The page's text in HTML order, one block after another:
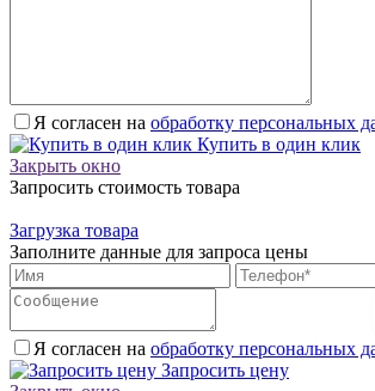
Я согласен на обработку персональных
Купить в один клик
Закрыть окно
Запросить стоимость товара
Загрузка товара
Заполните данные для запроса цены
Я согласен на обработку персональных
Запросить цену